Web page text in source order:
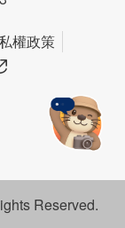
權政策
Reserved.